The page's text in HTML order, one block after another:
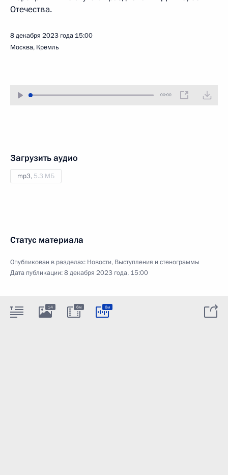
Отечества.
8 декабря 2023 года 15:00
Москва, Кремль
00:00
Загрузить аудио
mp3, 5.3 МБ
Статус материала
Опубликован в разделах: Новости, Выступления и стенограммы
Дата публикации:8 декабря 2023 года, 15:00
14 6м 6м